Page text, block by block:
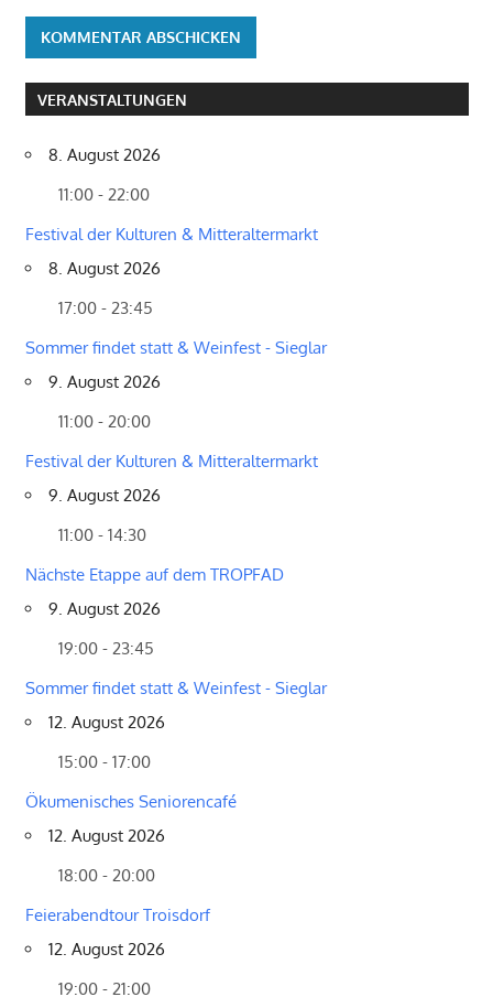
VERANSTALTUNGEN
8. August 2026
11:00 - 22:00
Festival der Kulturen & Mitteraltermarkt
8. August 2026
17:00 - 23:45
Sommer findet statt & Weinfest - Sieglar
9. August 2026
11:00 - 20:00
Festival der Kulturen & Mitteraltermarkt
9. August 2026
11:00 - 14:30
Nächste Etappe auf dem TROPFAD
9. August 2026
19:00 - 23:45
Sommer findet statt & Weinfest - Sieglar
12. August 2026
15:00 - 17:00
Ökumenisches Seniorencafé
12. August 2026
18:00 - 20:00
Feierabendtour Troisdorf
12. August 2026
19:00 - 21:00